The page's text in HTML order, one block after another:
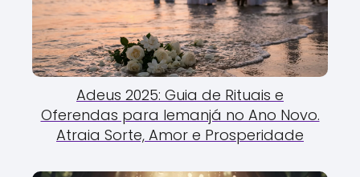
Adeus 2025: Guia de Rituais e
Oferendas para Iemanjá no Ano Novo.
Atraia Sorte, Amor e Prosperidade